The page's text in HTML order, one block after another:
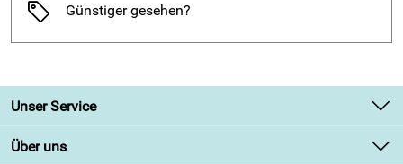
Günstiger gesehen?
Unser Service
Kontakt
Über uns